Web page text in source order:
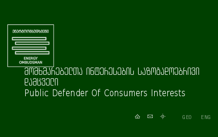
მომხმარებელთა ინტერესების საზოგადოებრივი
დამცველი
Public Defender Of Consumers Interests
GEO ENG